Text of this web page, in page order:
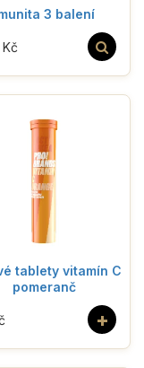
3 balení
tablety vitamín C
pomeranč
+